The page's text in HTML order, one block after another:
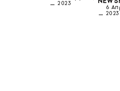
2023
6
2023